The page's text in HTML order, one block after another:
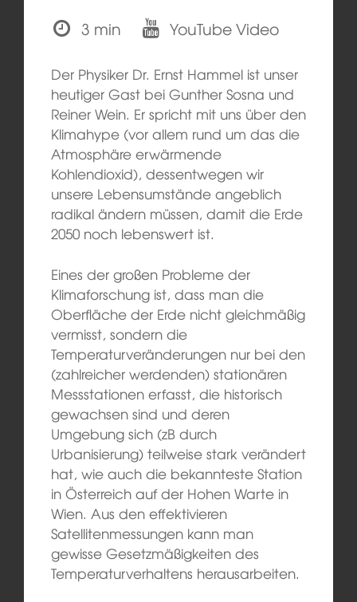
3 min
YouTube Video
Der Physiker Dr. Ernst Hammel ist unser
heutiger Gast bei Gunther Sosna und
Reiner Wein. Er spricht mit uns über den
Klimahype (vor allem rund um das die
Atmosphäre erwärmende
Kohlendioxid), dessentwegen wir
unsere Lebensumstände angeblich
radikal ändern müssen, damit die Erde
2050 noch lebenswert ist.
Eines der großen Probleme der
Klimaforschung ist, dass man die
Oberfläche der Erde nicht gleichmäßig
vermisst, sondern die
Temperaturveränderungen nur bei den
(zahlreicher werdenden) stationären
Messstationen erfasst, die historisch
gewachsen sind und deren
Umgebung sich (zB durch
Urbanisierung) teilweise stark verändert
hat, wie auch die bekannteste Station
in Österreich auf der Hohen Warte in
Wien. Aus den effektivieren
Satellitenmessungen kann man
gewisse Gesetzmäßigkeiten des
Temperaturverhaltens herausarbeiten.